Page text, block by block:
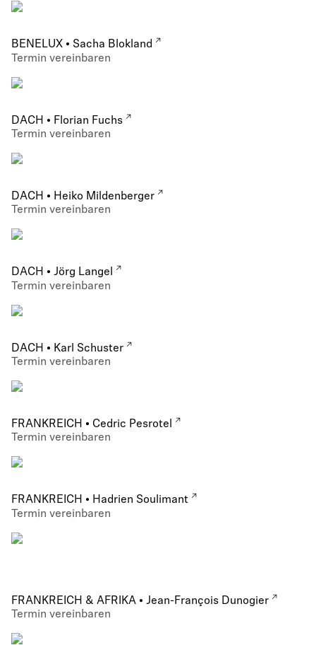
BENELUX • Sacha Blokland
Termin vereinbaren
DACH • Florian Fuchs
Termin vereinbaren
DACH • Heiko Mildenberger
Termin vereinbaren
DACH • Jörg Langel
Termin vereinbaren
DACH • Karl Schuster
Termin vereinbaren
FRANKREICH • Cedric Pesrotel
Termin vereinbaren
FRANKREICH • Hadrien Soulimant
Termin vereinbaren
FRANKREICH & AFRIKA • Jean-François Dunogier
Termin vereinbaren